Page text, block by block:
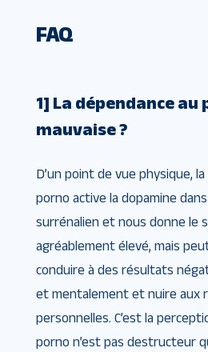
FAQ
1] La dépendance
mauvaise ?
D’un point de vue physique,
porno active la dopamine
surrénalien et nous donne le
agréablement élevé, mais
conduire à des résultats
et mentalement et nuire aux
personnelles. C’est la
porno n’est pas destructeur